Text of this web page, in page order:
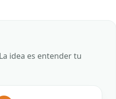
idea es entender tu